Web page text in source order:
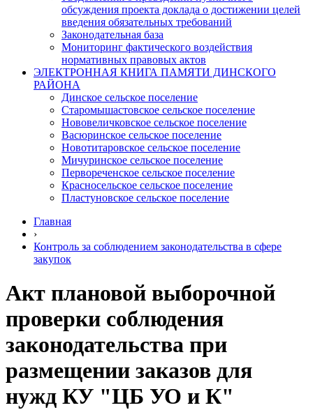
обсуждения проекта доклада о достижении целей
введения обязательных требований
Законодательная база
Мониторинг фактического воздействия
нормативных правовых актов
ЭЛЕКТРОННАЯ КНИГА ПАМЯТИ ДИНСКОГО
РАЙОНА
Динское сельское поселение
Старомышастовское сельское поселение
Нововеличковское сельское поселение
Васюринское сельское поселение
Новотитаровское сельское поселение
Мичуринское сельское поселение
Первореченское сельское поселение
Красносельское сельское поселение
Пластуновское сельское поселение
Главная
›
Контроль за соблюдением законодательства в сфере
закупок
Акт плановой выборочной
проверки соблюдения
законодательства при
размещении заказов для
нужд КУ "ЦБ УО и К"